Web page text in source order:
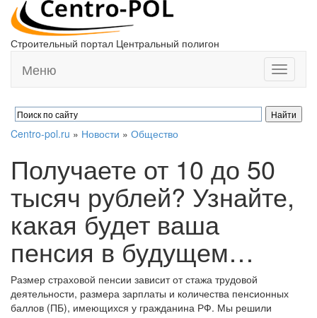
Строительный портал Центральный полигон
Toggle
Меню
Centro-pol.ru » Новости » Общество
Получаете от 10 до 50
тысяч рублей? Узнайте,
какая будет ваша
пенсия в будущем…
Размер страховой пенсии зависит от стажа трудовой
деятельности, размера зарплаты и количества пенсионных
баллов (ПБ), имеющихся у гражданина РФ. Мы решили